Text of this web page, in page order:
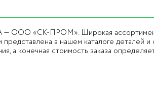
— ООО «СК-ПРОМ». Широкая
в нашем каталоге деталей
а конечная стоимость заказа